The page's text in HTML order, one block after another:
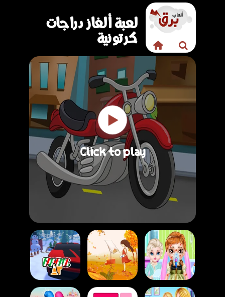
لعبة ألغاز دراجات
كرتونية
Click to play
لعبة أحجية الخريف